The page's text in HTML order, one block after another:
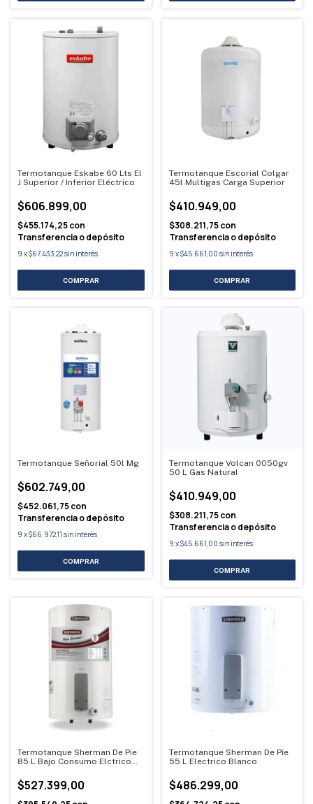
Termotanque Eskabe 60 Lts El
J Superior / Inferior Eléctrico
$606.899,00
$455.174,25con
Transferencia o depósito
9 x$67.433,22sin interés
Termotanque Escorial Colgar
45l Multigas Carga Superior
$410.949,00
$308.211,75con
Transferencia o depósito
9 x$45.661,00 sin interés
Termotanque Señorial 50l Mg
$602.749,00
$452.061,75con
Transferencia o depósito
9 x$66.972,11 sin interés
Termotanque Volcan 0050gv
50 L Gas Natural
$410.949,00
$308.211,75con
Transferencia o depósito
9 x$45.661,00 sin interés
Termotanque Sherman De Pie
85 L Bajo Consumo Elctrico
$527.399,00
Termotanque Sherman De Pie
55 L Electrico Blanco
$486.299,00